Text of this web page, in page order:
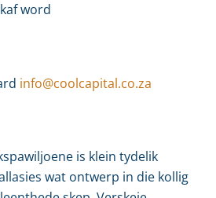
word
info@coolcapital.co.za
is klein tydelik
wat ontwerp in die kollig